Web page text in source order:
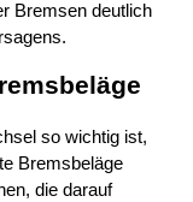
Bremsen deutlich
so wichtig ist,
Bremsbeläge
die darauf